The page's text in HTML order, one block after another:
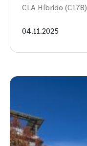
CLA Híbrido
04.11.2025